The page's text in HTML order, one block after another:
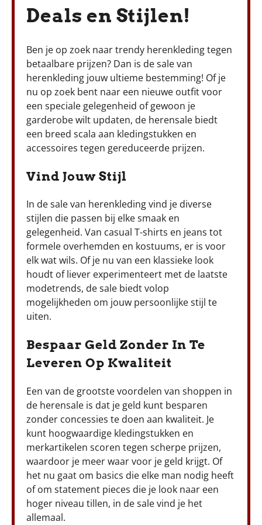
Deals en Stijlen!
Ben je op zoek naar trendy herenkleding tegen
betaalbare prijzen? Dan is de sale van
herenkleding jouw ultieme bestemming! Of je
nu op zoek bent naar een nieuwe outfit voor
een speciale gelegenheid of gewoon je
garderobe wilt updaten, de herensale biedt
een breed scala aan kledingstukken en
accessoires tegen gereduceerde prijzen.
Vind Jouw Stijl
In de sale van herenkleding vind je diverse
stijlen die passen bij elke smaak en
gelegenheid. Van casual T-shirts en jeans tot
formele overhemden en kostuums, er is voor
elk wat wils. Of je nu van een klassieke look
houdt of liever experimenteert met de laatste
modetrends, de sale biedt volop
mogelijkheden om jouw persoonlijke stijl te
uiten.
Bespaar Geld Zonder In Te
Leveren Op Kwaliteit
Een van de grootste voordelen van shoppen in
de herensale is dat je geld kunt besparen
zonder concessies te doen aan kwaliteit. Je
kunt hoogwaardige kledingstukken en
merkartikelen scoren tegen scherpe prijzen,
waardoor je meer waar voor je geld krijgt. Of
het nu gaat om basics die elke man nodig heeft
of om statement pieces die je look naar een
hoger niveau tillen, in de sale vind je het
allemaal.